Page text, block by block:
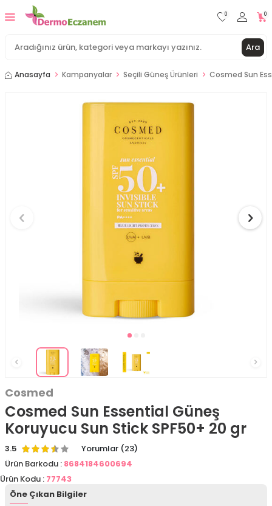
Ara
0 0
Anasayfa Kampanyalar Seçili Güneş Ürünleri Cosmed Sun
Cosmed
Cosmed Sun Essential Güneş
Koruyucu Sun Stick SPF50+ 20 gr
3.5
Yorumlar (23)
Ürün Barkodu : 8684184600694
Ürün Kodu : 77743
Öne Çıkan Bilgiler